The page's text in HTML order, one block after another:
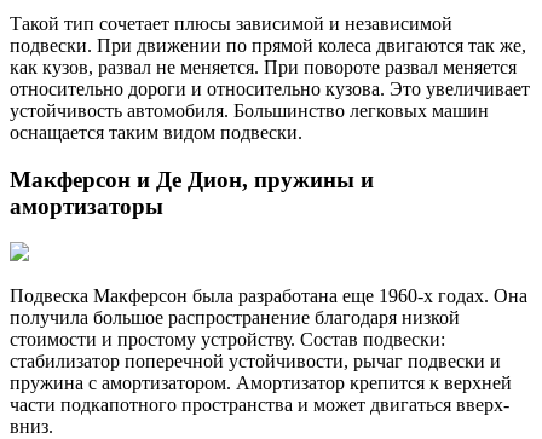
Такой тип сочетает плюсы зависимой и независимой
подвески. При движении по прямой колеса двигаются так же,
как кузов, развал не меняется. При повороте развал меняется
относительно дороги и относительно кузова. Это увеличивает
устойчивость автомобиля. Большинство легковых машин
оснащается таким видом подвески.
Макферсон и Де Дион, пружины и
амортизаторы
Подвеска Макферсон была разработана еще 1960-х годах. Она
получила большое распространение благодаря низкой
стоимости и простому устройству. Состав подвески:
стабилизатор поперечной устойчивости, рычаг подвески и
пружина с амортизатором. Амортизатор крепится к верхней
части подкапотного пространства и может двигаться вверх-
вниз.